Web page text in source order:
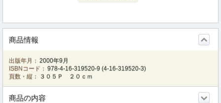
商品情報
出版年月： 2000年9月
ISBNコード： 978-4-16-319520-9 (4-16-319520-3)
頁数・縦：
３０５Ｐ ２０ｃｍ
商品の内容